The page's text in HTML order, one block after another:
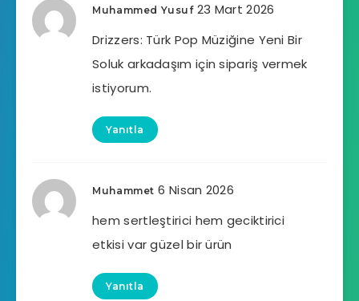
Muhammed Yusuf 23 Mart 2026
Drizzers: Türk Pop Müziğine Yeni Bir
Soluk arkadaşım için sipariş vermek
istiyorum.
Yanıtla
Muhammet 6 Nisan 2026
hem sertleştirici hem geciktirici
etkisi var güzel bir ürün
Yanıtla